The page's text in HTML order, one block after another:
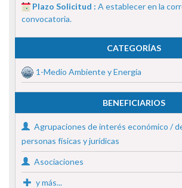
Plazo Solicitud : A establecer en la
convocatoria.
CATEGORÍAS
1-Medio Ambiente y Energía
BENEFICIARIOS
Agrupaciones de interés económico /
personas físicas y jurídicas
Asociaciones
y más...